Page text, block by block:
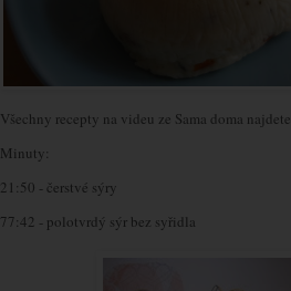
Všechny recepty na videu ze Sama doma najdete
Minuty:
21:50 - čerstvé sýry
77:42 - polotvrdý sýr bez syřidla